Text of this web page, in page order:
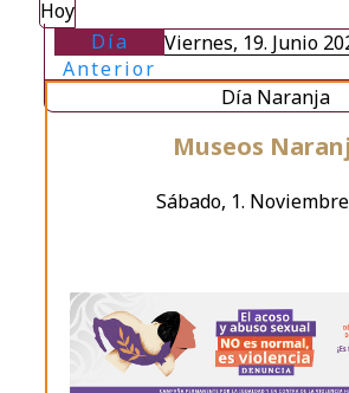
Hoy
Día
Anterior
Viernes, 19. Junio
Sábado, 1.
Museos
Día Naranja